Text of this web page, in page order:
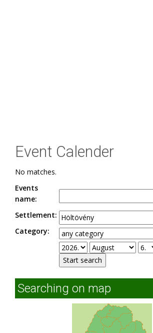
Event Calender
No matches.
Events
name:
Settlement:
Category:
Searching on map